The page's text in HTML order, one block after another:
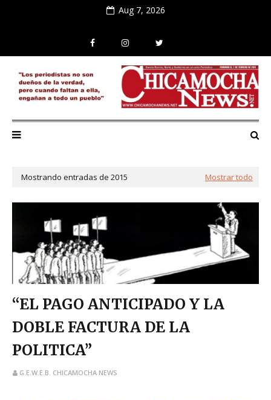
Aug 7, 2026
Mostrando entradas de 2015 Mostrar todo
“EL PAGO ANTICIPADO Y LA
DOBLE FACTURA DE LA
POLITICA”
G.E.W.E.B. CHICAMOCHA NEWS